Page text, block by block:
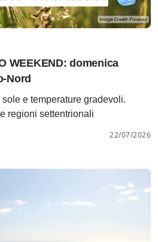
WEEKEND: domenica
Nord
e temperature gradevoli.
regioni settentrionali
22/07/2026